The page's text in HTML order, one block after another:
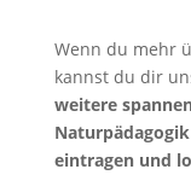
Wenn du mehr
kannst du dir
weitere
eintragen und